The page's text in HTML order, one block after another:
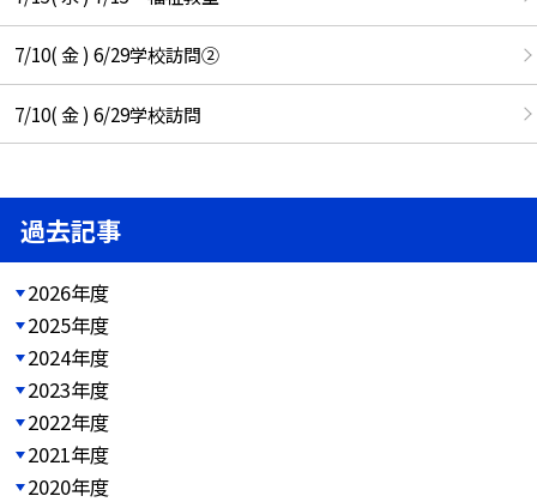
7/10( 金 ) 6/29学校訪問②
7/10( 金 ) 6/29学校訪問
過去記事
2026年度
2025年度
2024年度
2023年度
2022年度
2021年度
2020年度